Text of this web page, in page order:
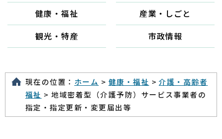
健康・福祉
産業・しごと
観光・特産
市政情報
現在の位置： ホーム > 健康・福祉 >介護・高齢者
福祉 > 地域密着型（介護予防）サービス事業者の
指定・指定更新・変更届出等